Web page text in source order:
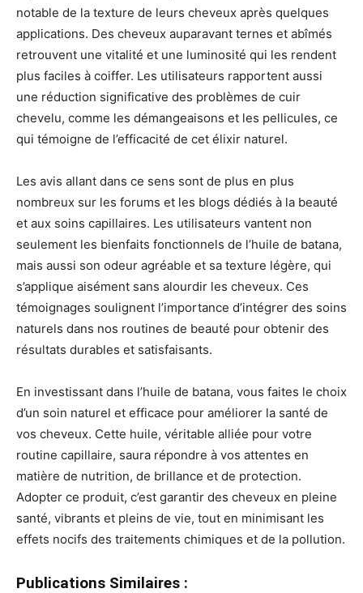
notable de la texture de leurs cheveux après quelques
applications. Des cheveux auparavant ternes et abîmés
retrouvent une vitalité et une luminosité qui les rendent
plus faciles à coiffer. Les utilisateurs rapportent aussi
une réduction significative des problèmes de cuir
chevelu, comme les démangeaisons et les pellicules, ce
qui témoigne de l’efficacité de cet élixir naturel.
Les avis allant dans ce sens sont de plus en plus
nombreux sur les forums et les blogs dédiés à la beauté
et aux soins capillaires. Les utilisateurs vantent non
seulement les bienfaits fonctionnels de l’huile de batana,
mais aussi son odeur agréable et sa texture légère, qui
s’applique aisément sans alourdir les cheveux. Ces
témoignages soulignent l’importance d’intégrer des soins
naturels dans nos routines de beauté pour obtenir des
résultats durables et satisfaisants.
En investissant dans l’huile de batana, vous faites le choix
d’un soin naturel et efficace pour améliorer la santé de
vos cheveux. Cette huile, véritable alliée pour votre
routine capillaire, saura répondre à vos attentes en
matière de nutrition, de brillance et de protection.
Adopter ce produit, c’est garantir des cheveux en pleine
santé, vibrants et pleins de vie, tout en minimisant les
effets nocifs des traitements chimiques et de la pollution.
Publications Similaires :